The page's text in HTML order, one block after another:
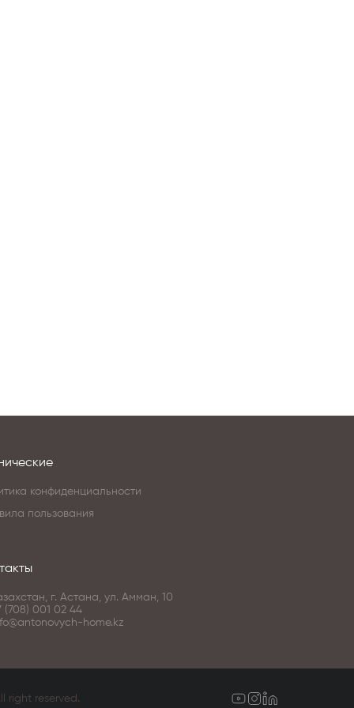
конфиденциальности
пользования
г. Астана, ул. Амман, 10
(708) 001 02 44
home.kz
right reserved.